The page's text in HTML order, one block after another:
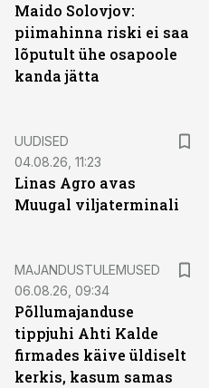
Maido Solovjov:
piimahinna riski ei saa
lõputult ühe osapoole
kanda jätta
UUDISED
04.08.26, 11:23
Linas Agro avas
Muugal viljaterminali
MAJANDUSTULEMUSED
06.08.26, 09:34
Põllumajanduse
tippjuhi Ahti Kalde
firmades käive üldiselt
kerkis, kasum samas